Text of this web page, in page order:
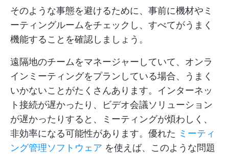
そのような事態を避けるために、事前に機材やミ
ーティングルームをチェックし、すべてがうまく
機能することを確認しましょう。
遠隔地のチームをマネージャーしていて、オンラ
インミーティングをプランしている場合、うまく
いかないことがたくさんあります。インターネッ
ト接続が遅かったり、ビデオ会議ソリューション
が遅かったりすると、ミーティングが煩わしく、
非効率になる可能性があります。優れた ミーティ
ング管理ソフトウェア を使えば、このような問題